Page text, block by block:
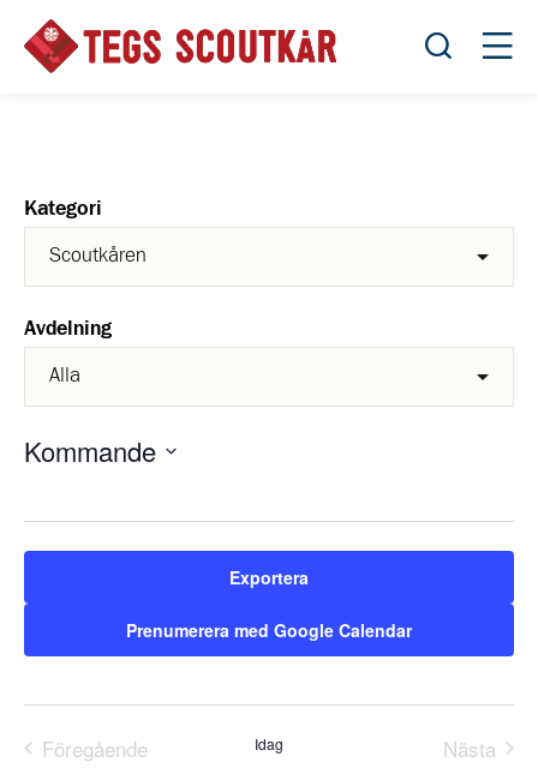
Öppna
Kategori
Avdelning
Kommande
datum.
Exportera
Prenumerera med Google Calendar
Föregående
Idag
Nästa